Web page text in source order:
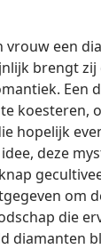
vrouw een
brengt
Een
koesteren,
hopelijk
deze
om
die
diamanten